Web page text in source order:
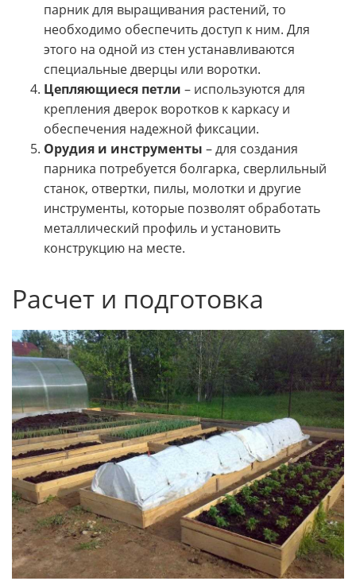
парник для выращивания растений, то
необходимо обеспечить доступ к ним. Для
этого на одной из стен устанавливаются
специальные дверцы или воротки.
Цепляющиеся петли – используются для
крепления дверок воротков к каркасу и
обеспечения надежной фиксации.
Орудия и инструменты – для создания
парника потребуется болгарка, сверлильный
станок, отвертки, пилы, молотки и другие
инструменты, которые позволят обработать
металлический профиль и установить
конструкцию на месте.
Расчет и подготовка